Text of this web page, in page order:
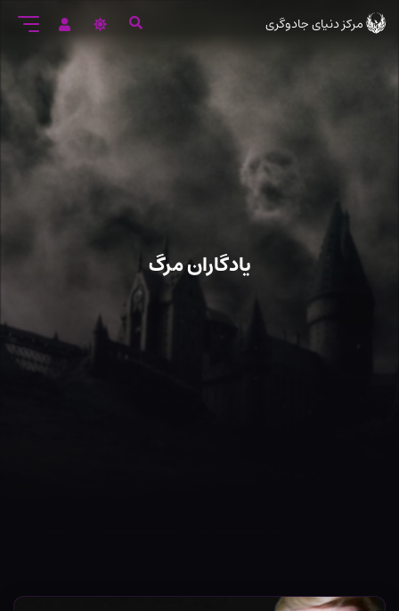
ورود
اصلی
مرکز دنیای جادوگری
یادگاران مرگ